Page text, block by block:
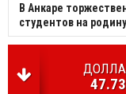
В Анкаре
студентов на родину
47.73